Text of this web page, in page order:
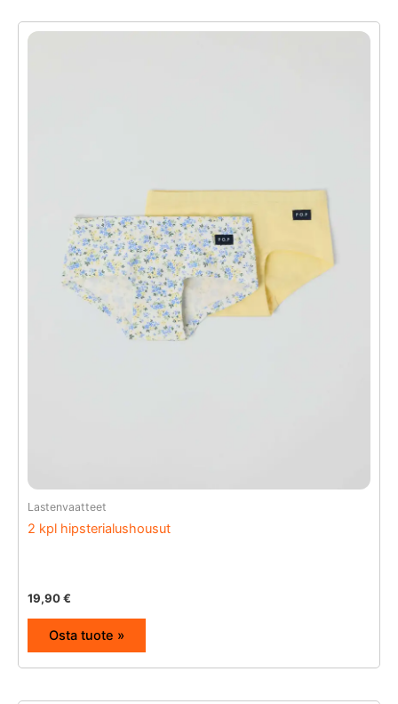
Lastenvaatteet
2 kpl hipsterialushousut
19,90€
Osta tuote »